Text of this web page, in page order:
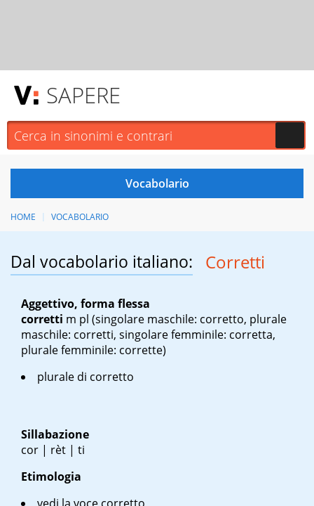
SAPERE
HOME VOCABOLARIO
Dal vocabolario italiano: Corretti
Aggettivo, forma flessa
corretti m pl (singolare maschile: corretto, plurale
maschile: corretti, singolare femminile: corretta,
plurale femminile: corrette)
plurale di corretto
Sillabazione
cor | rèt | ti
Etimologia